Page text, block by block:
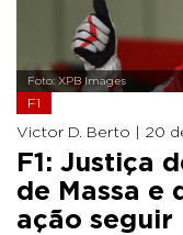
Foto: XPB Images
F1
Victor D. Berto | 20
F1: Justiça
de Massa e
ação seguir